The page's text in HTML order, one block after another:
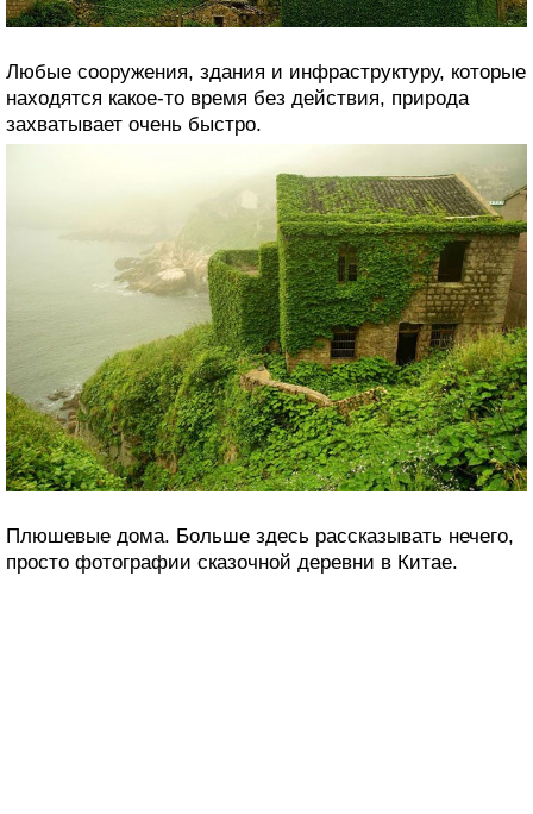
Любые сооружения, здания и инфраструктуру, которые
находятся какое-то время без действия, природа
захватывает очень быстро.
Плюшевые дома. Больше здесь рассказывать нечего,
просто фотографии сказочной деревни в Китае.